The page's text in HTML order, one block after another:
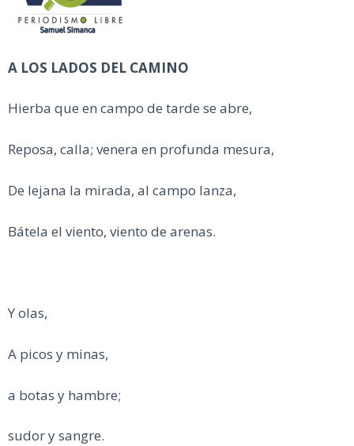
A LOS LADOS DEL CAMINO
Hierba que en campo de tarde se abre,
Reposa, calla; venera en profunda mesura,
De lejana la mirada, al campo lanza,
Bátela el viento, viento de arenas.
Y olas,
A picos y minas,
a botas y hambre;
sudor y sangre.